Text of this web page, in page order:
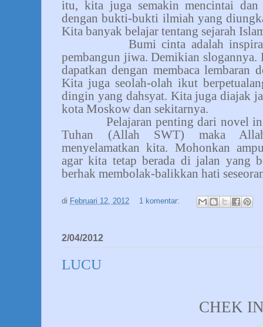
itu, kita juga semakin mencintai dan
dengan bukti-bukti ilmiah yang
Kita banyak belajar tentang sejarah
Bumi cinta adalah
pembangun jiwa. Demikian slogannya.
dapatkan dengan membaca
Kita juga seolah-olah ikut
dingin yang dahsyat. Kita juga diajak
kota Moskow dan sekitarnya.
Pelajaran penting dari novel
Tuhan (Allah SWT) maka
menyelamatkan kita. Mohonkan
agar kita tetap berada di jalan yang
berhak membolak-balikkan hati
di Februari 12, 2012 1 komentar:
2/04/2012
LUCU
CHEK